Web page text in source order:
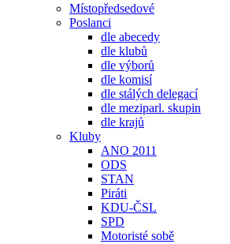
Místopředsedové
Poslanci
dle abecedy
dle klubů
dle výborů
dle komisí
dle stálých delegací
dle meziparl. skupin
dle krajů
Kluby
ANO 2011
ODS
STAN
Piráti
KDU-ČSL
SPD
Motoristé sobě